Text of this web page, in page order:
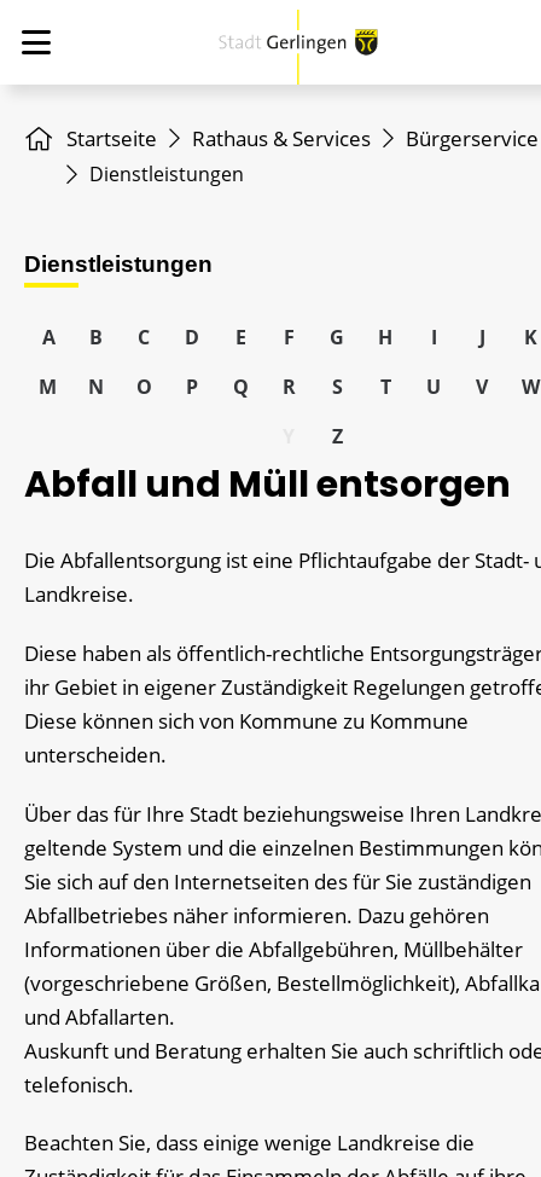
Startseite Rathaus & Services Bürgerservice
Dienstleistungen
Dienstleistungen
A B C D E F G H I J
K
M
N O P Q R S T U V
W
Z
Abfall und Müll entsorgen
Die Abfallentsorgung ist eine Pflichtaufgabe der Stadt-
Landkreise.
Diese haben als öffentlich-rechtliche
ihr Gebiet in eigener Zuständigkeit Regelungen
Diese können sich von Kommune zu Kommune
unterscheiden.
Über das für Ihre Stadt beziehungsweise Ihren
geltende System und die einzelnen Bestimmungen
Sie sich auf den Internetseiten des für Sie zuständigen
Abfallbetriebes näher informieren. Dazu gehören
Informationen über die Abfallgebühren, Müllbehälter
(vorgeschriebene Größen, Bestellmöglichkeit),
und Abfallarten.
Auskunft und Beratung erhalten Sie auch schriftlich
telefonisch.
Beachten Sie, dass einige wenige Landkreise die